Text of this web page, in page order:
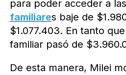
para poder acceder a las
familiares baje de
$1.077.403. En tanto
familiar pasó de
De esta manera, Milei